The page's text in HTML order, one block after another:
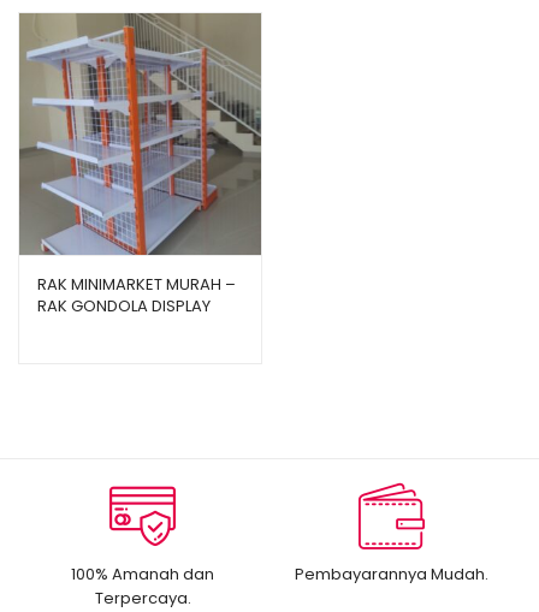
RAK MINIMARKET MURAH –
RAK GONDOLA DISPLAY
100% Amanah dan
Terpercaya.
Pembayarannya Mudah.